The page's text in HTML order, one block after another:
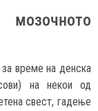
за време на денска
на некои од
свест, гадење